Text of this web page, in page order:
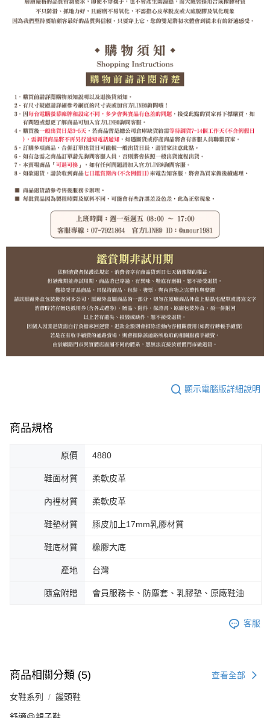
顯示電腦版詳細說明
商品規格
原價 4880
鞋面材質 柔軟皮革
內裡材質 柔軟皮革
鞋墊材質 豚皮加上17mm乳膠材質
鞋底材質 橡膠大底
產地 台灣
隨盒附贈 會員服務卡、防塵套、乳膠墊、原廠鞋油
客服
商品相關分類 (5) 查看全部
女鞋系列 饅頭鞋